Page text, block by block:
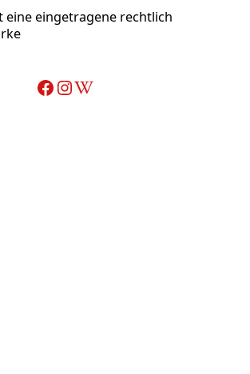
eine eingetragene rechtlich
Facebook InstagramWikipedia-Artikel über Adelheid Ohlig